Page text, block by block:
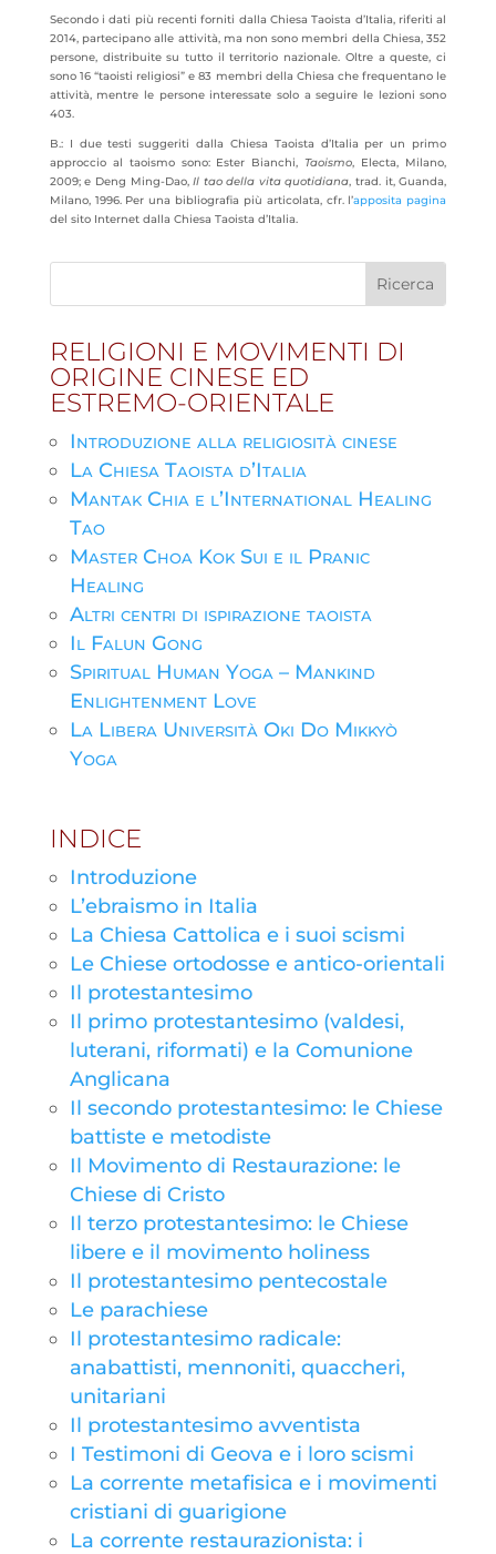
Secondo i dati più recenti forniti dalla Chiesa Taoista d’Italia, riferiti al
2014, partecipano alle attività, ma non sono membri della Chiesa, 352
persone, distribuite su tutto il territorio nazionale. Oltre a queste, ci
sono 16 “taoisti religiosi” e 83 membri della Chiesa che frequentano le
attività, mentre le persone interessate solo a seguire le lezioni sono
403.
B.: I due testi suggeriti dalla Chiesa Taoista d’Italia per un primo
approccio al taoismo sono: Ester Bianchi,Taoismo, Electa, Milano,
2009; e Deng Ming-Dao,Il tao della vita quotidiana, trad. it, Guanda,
Milano, 1996. Per una bibliografia più articolata, cfr. l’apposita pagina
del sito Internet dalla Chiesa Taoista d’Italia.
RELIGIONI E MOVIMENTI DI
ORIGINE CINESE ED
ESTREMO-ORIENTALE
Introduzione alla religiosità cinese
La Chiesa Taoista d’Italia
Mantak Chia e l’International Healing
Tao
Master Choa Kok Sui e il Pranic
Healing
Altri centri di ispirazione taoista
Il Falun Gong
Spiritual Human Yoga – Mankind
Enlightenment Love
La Libera Università Oki Do Mikkyò
Yoga
INDICE
Introduzione
L’ebraismo in Italia
La Chiesa Cattolica e i suoi scismi
Le Chiese ortodosse e antico-orientali
Il protestantesimo
Il primo protestantesimo (valdesi,
luterani, riformati) e la Comunione
Anglicana
Il secondo protestantesimo: le Chiese
battiste e metodiste
Il Movimento di Restaurazione: le
Chiese di Cristo
Il terzo protestantesimo: le Chiese
libere e il movimento holiness
Il protestantesimo pentecostale
Le parachiese
Il protestantesimo radicale:
anabattisti, mennoniti, quaccheri,
unitariani
Il protestantesimo avventista
I Testimoni di Geova e i loro scismi
La corrente metafisica e i movimenti
cristiani di guarigione
La corrente restaurazionista: i